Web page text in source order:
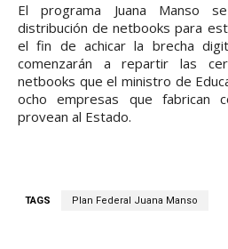
El programa Juana Manso
distribución de netbooks para
el fin de achicar la brecha
comenzarán a repartir las
netbooks que el ministro de
ocho empresas que fabrican
provean al Estado.
TAGS Plan Federal Juana Manso